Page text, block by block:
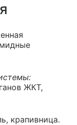
ЖКТ,
крапивница.